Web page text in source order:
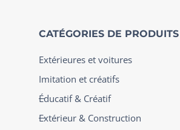
CATÉGORIES DE PRODUITS
Extérieures et voitures
Imitation et créatifs
Éducatif & Créatif
Extérieur & Construction